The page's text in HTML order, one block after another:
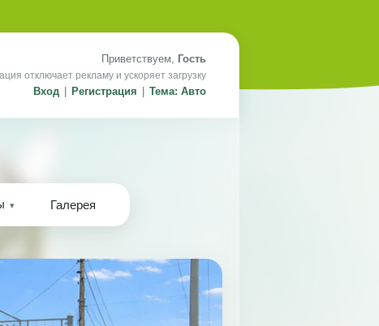
Приветствуем, Гость
отключает рекламу и ускоряет загрузку
Вход Регистрация Тема: Авто
Галерея